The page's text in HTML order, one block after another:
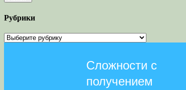
Рубрики
Рубрики
Сложности с
получением